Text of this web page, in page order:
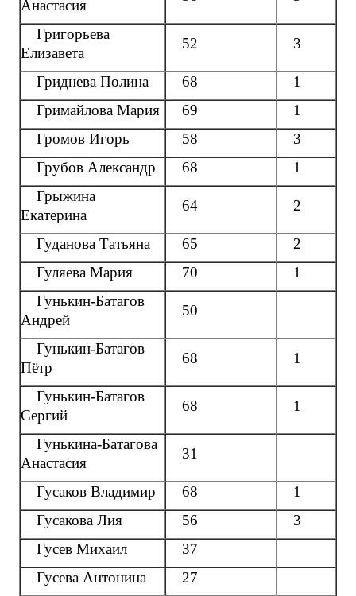
Анастасия
Григорьева
Елизавета
52 3
Гриднева Полина 68
1
Гримайлова Мария
69
1
Громов Игорь
58
3
Грубов Александр
68
1
Грыжина
Екатерина
64 2
Гуданова Татьяна 65
2
Гуляева Мария
70
1
Гунькин-Батагов
Андрей
50
Гунькин-Батагов
Пётр
68 1
Гунькин-Батагов
Сергий
68 1
Гунькина-Батагова
Анастасия
31
Гусаков Владимир 68
1
Гусакова Лия
56
3
Гусев Михаил
37
Гусева Антонина
27